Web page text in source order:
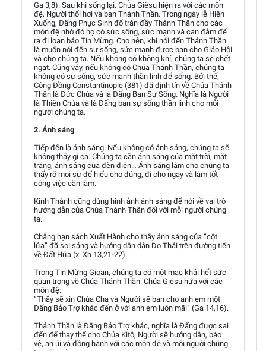
Ga 3,8). Sau khi sống lại, Chúa Giêsu hiện ra với các môn
đệ, Người thổi hơi và ban Thánh Thần. Trong ngày lễ Hiện
Xuống, Đấng Phục Sinh đổ tràn đầy Thánh Thần cho các
môn đệ nhờ đó họ có sức sống, sức mạnh và can đảm để
ra đi loan báo Tin Mừng. Cho nên, khi nói đến Thánh Thần
là muốn nói đến sự sống, sức mạnh được ban cho Giáo Hội
và cho chúng ta. Nếu không có không khí, chúng ta sẽ chết
ngạt. Cũng vậy, nếu không có Chúa Thánh Thần, chúng ta
không có sự sống, sức mạnh thần linh để sống. Bởi thế,
Công Đồng Constantinople (381) đã định tín về Chúa Thánh
Thần là Đức Chúa và là Đấng Ban Sự Sống. Nghĩa là Người
là Thiên Chúa và là Đấng ban sự sống thần linh cho mỗi
người chúng ta.
2. Ánh sáng
Tiếp đến là ánh sáng. Nếu không có ánh sáng, chúng ta sẽ
không thấy gì cả. Chúng ta cần ánh sáng của mặt trời, mặt
trăng, ánh sáng của đèn điện… Ánh sáng làm cho chúng ta
thấy rõ mọi sự để hiểu cho đúng, đi cho ngay và làm tốt
công việc cần làm.
Kinh Thánh cũng dùng hình ảnh ánh sáng để nói về vai trò
hướng dẫn của Chúa Thánh Thần đối với mỗi người chúng
ta.
Chẳng hạn sách Xuất Hành cho thấy ánh sáng của “cột
lửa” đã soi sáng và hướng dẫn dân Do Thái trên đường tiến
về Đất Hứa (x. Xh 13,21-22).
Trong Tin Mừng Gioan, chúng ta có một mạc khải hết sức
quan trọng về Chúa Thánh Thần. Chúa Giêsu hứa với các
môn đệ:
“Thầy sẽ xin Chúa Cha và Người sẽ ban cho anh em một
Đấng Bảo Trợ khác đến ở với anh em luôn mãi” (Ga 14,16).
Thánh Thần là Đấng Bảo Trợ khác, nghĩa là Đấng được sai
đến để thay thế cho Chúa Kitô, Người sẽ hướng dẫn, bảo
vệ, an ủi và đồng hành với các môn đệ và mỗi người chúng